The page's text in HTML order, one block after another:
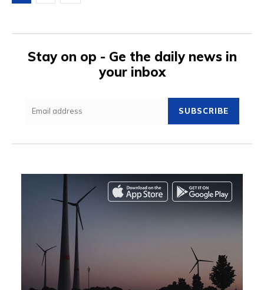
Stay on op - Ge the daily news in
your inbox
SUBSCRIBE